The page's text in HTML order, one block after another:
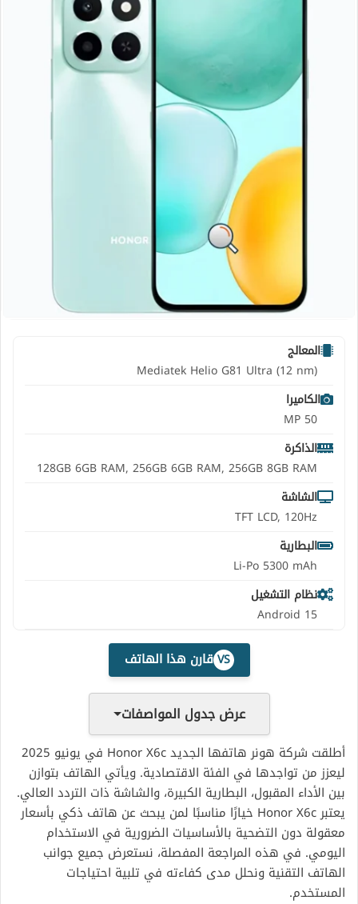
المعالج
Mediatek Helio G81 Ultra (12 nm)
الكاميرا
50 MP
الذاكرة
128GB 6GB RAM, 256GB 6GB RAM, 256GB 8GB RAM
الشاشة
TFT LCD, 120Hz
البطارية
Li-Po 5300 mAh
نظام التشغيل
Android 15
VSقارن هذا الهاتف
عرض جدول المواصفات
أطلقت شركة هونر هاتفها الجديد Honor X6c في يونيو 2025
ليعزز من تواجدها في الفئة الاقتصادية. ويأتي الهاتف بتوازن
بين الأداء المقبول، البطارية الكبيرة، والشاشة ذات التردد العالي.
يعتبر Honor X6c خيارًا مناسبًا لمن يبحث عن هاتف ذكي بأسعار
معقولة دون التضحية بالأساسيات الضرورية في الاستخدام
اليومي. في هذه المراجعة المفصلة، نستعرض جميع جوانب
الهاتف التقنية ونحلل مدى كفاءته في تلبية احتياجات
المستخدم.